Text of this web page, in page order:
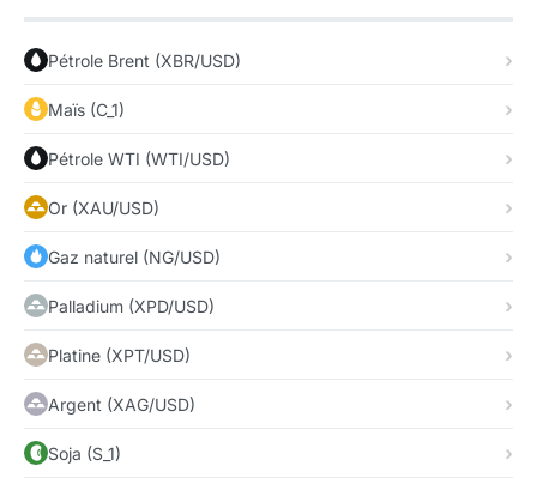
Pétrole Brent (XBR/USD)
Maïs (C_1)
Pétrole WTI (WTI/USD)
Or (XAU/USD)
Gaz naturel (NG/USD)
Palladium (XPD/USD)
Platine (XPT/USD)
Argent (XAG/USD)
Soja (S_1)